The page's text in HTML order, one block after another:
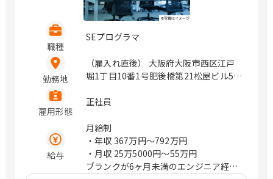
職種
SEプログラマ
勤務地
（雇入れ直後） 大阪府大阪市西区江戸
堀1丁目10番1号肥後橋第21松屋ビル5F
クツリー仙台（旧タカノボル第5ビル）
神戸国際会館22階 愛知県名古屋市西区
牛島町6-1 名古屋ルーセントタワー40F
京都府京都市下京区四条通室町東入函谷
鉾町101 アーバンネット四条烏丸ビル
雇用形態
正社員
給与
月給制
・年収 367万円〜792万円
・月収 25万5000円〜55万円
ブランクが6ヶ月未満のエンジニア経験